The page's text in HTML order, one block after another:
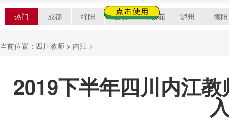
热门 成都 绵阳 自贡 攀枝花 泸州 德阳
当前位置： 四川教师 > 内江 >
2019下半年四川内江